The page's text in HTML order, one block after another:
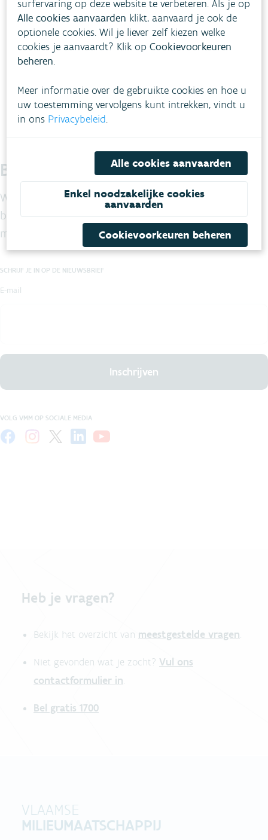
lager dan in de buitenlucht.
Als de alarmdrempel
voor ozon
(240 microgram/m³) wordt overschreden, geldt
dat advies voor de volledige bevolking.
Blijf je graag op de hoogte?
We maken maandelijks voor jou een selectie van de
belangrijkste nieuwsberichten op maat van de
milieuprofessional.
SCHRIJF JE IN OP DE NIEUWSBRIEF
E-mail
Inschrijven
VOLG VMM OP SOCIALE MEDIA
Heb je vragen?
Bekijk het overzicht van meestgestelde vragen.
Niet gevonden wat je zocht? Vul ons
contactformulier in.
Bel gratis 1700
VLAAMSE
MILIEUMAATSCHAPPIJ
surfervaring op deze website te verbeteren. Als je op
Alle cookies aanvaarden klikt, aanvaard je ook de
optionele cookies. Wil je liever zelf kiezen welke
cookies je aanvaardt? Klik opCookievoorkeuren
beheren.
Meer informatie over de gebruikte cookies en hoe u
uw toestemming vervolgens kunt intrekken, vindt u
in ons Privacybeleid.
Alle cookies aanvaarden
Enkel noodzakelijke cookies
aanvaarden
Cookievoorkeuren beheren